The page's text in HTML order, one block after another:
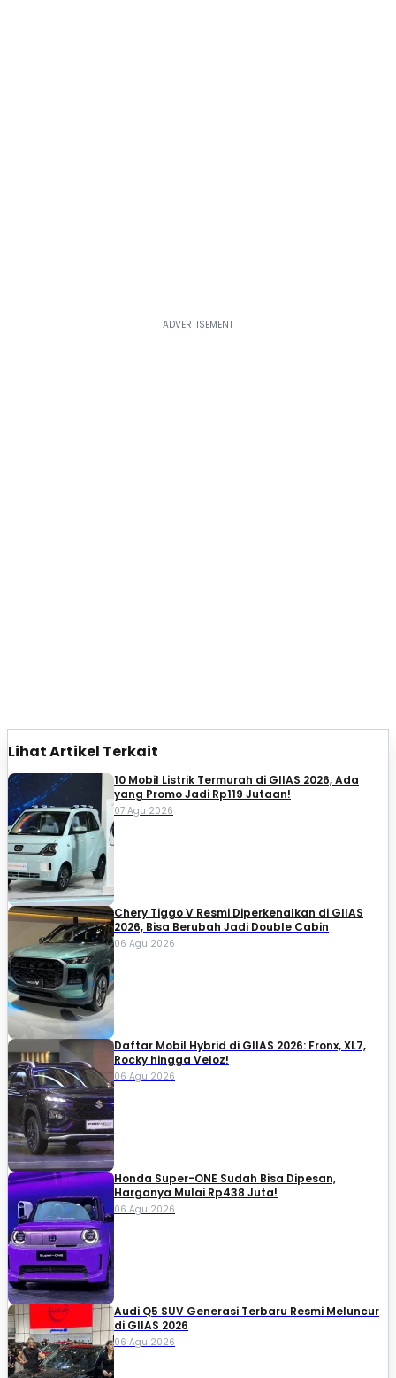
Lihat Artikel Terkait
10 Mobil Listrik Termurah di GIIAS 2026, Ada
yang Promo Jadi Rp119 Jutaan!
07 Agu 2026
Chery Tiggo V Resmi Diperkenalkan di GIIAS
2026, Bisa Berubah Jadi Double Cabin
06 Agu 2026
Daftar Mobil Hybrid di GIIAS 2026: Fronx, XL7,
Rocky hingga Veloz!
06 Agu 2026
Honda Super-ONE Sudah Bisa Dipesan,
Harganya Mulai Rp438 Juta!
06 Agu 2026
Audi Q5 SUV Generasi Terbaru Resmi Meluncur
di GIIAS 2026
06 Agu 2026